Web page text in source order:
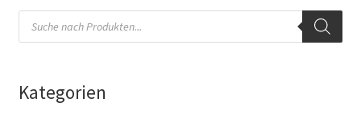
Products
search
Kategorien